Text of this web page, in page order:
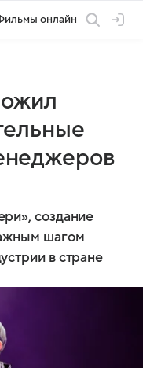
онлайн
создание
шагом
в стране